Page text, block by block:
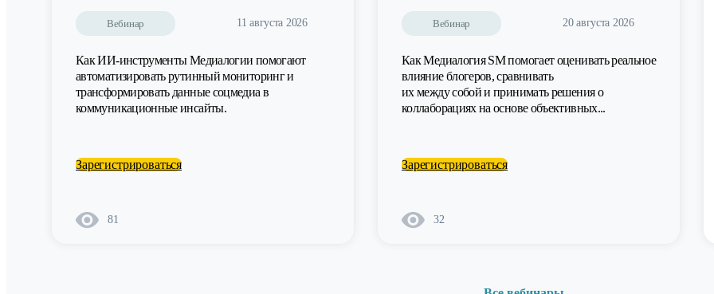
Вебинар 11 августа 2026
Как ИИ-инструменты Медиалогии помогают
автоматизировать рутинный мониторинг и
трансформировать данные соцмедиа в
коммуникационные инсайты.
Зарегистрироваться
81
Вебинар 20 августа 2026
Как Медиалогия SM помогает оценивать реальное
влияние блогеров, сравнивать
их между собой и принимать решения о
коллаборациях на основе объективных...
Зарегистрироваться
32